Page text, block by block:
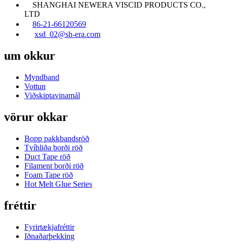
SHANGHAI NEWERA VISCID PRODUCTS CO.,
LTD
86-21-66120569
xsd_02@sh-era.com
um okkur
Myndband
Vottun
Viðskiptavinamál
vörur okkar
Bopp pakkbandsröð
Tvíhliða borði röð
Duct Tape röð
Filament borði röð
Foam Tape röð
Hot Melt Glue Series
fréttir
Fyrirtækjafréttir
Iðnaðarþekking